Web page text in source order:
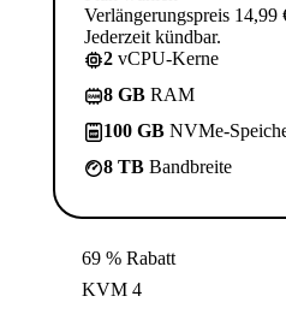
Verlängerungspreis 14,99
Jederzeit kündbar.
2 vCPU-Kerne
8 GB RAM
100 GB NVMe-
8 TB Bandbreite
69 % Rabatt
KVM 4